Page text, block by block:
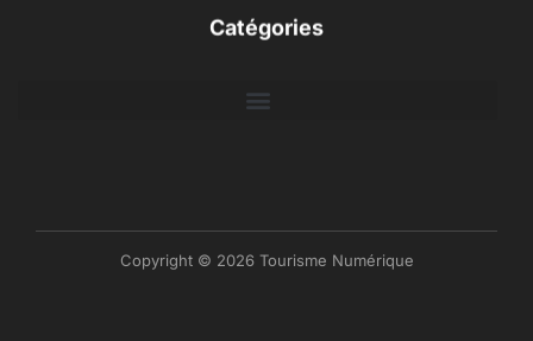
Catégories
Copyright © 2026 Tourisme Numérique